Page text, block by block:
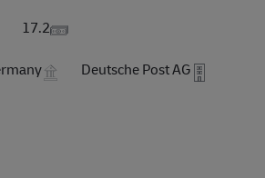
17.2
Deutsche Post AG